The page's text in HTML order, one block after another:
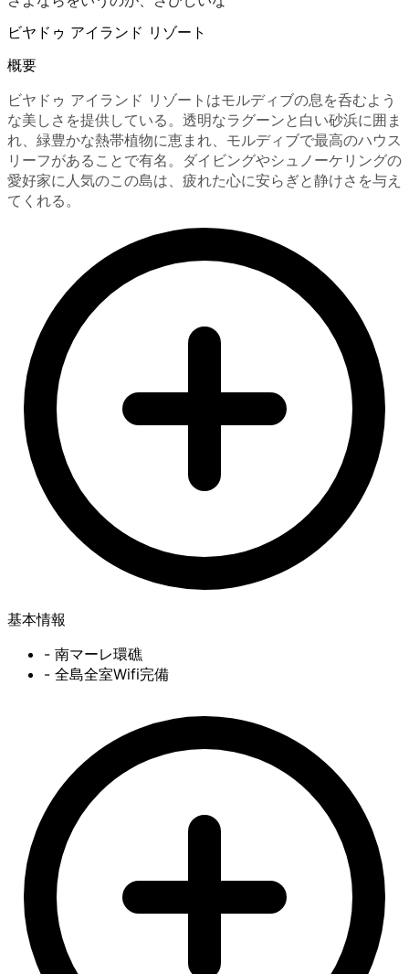
ビヤドゥ アイランド リゾート
概要
ビヤドゥ アイランド リゾートはモルディブの息を呑むよう
な美しさを提供している。透明なラグーンと白い砂浜に囲ま
れ、緑豊かな熱帯植物に恵まれ、モルディブで最高のハウス
リーフがあることで有名。ダイビングやシュノーケリングの
愛好家に人気のこの島は、疲れた心に安らぎと静けさを与え
てくれる。
基本情報
- 南マーレ環礁
- 全島全室Wifi完備